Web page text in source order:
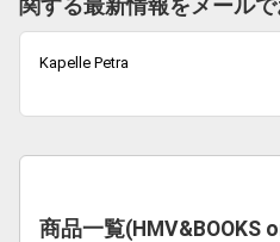
関する最新情報をメールで
Kapelle Petra
商品一覧(HMV&BOOKS